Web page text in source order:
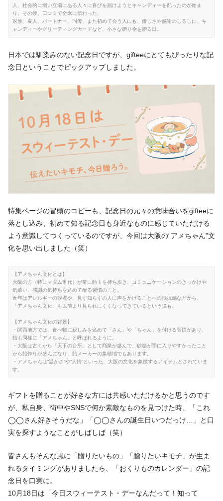
人、社会的に弱い立場にある人々に喜びを届けようとキャンディーを配ったのが始ま
り。その後、口コミで全米に伝わった。
家族、友人、パートナー、同僚、また初めて会う人にも、優しさや感謝のしるしに、キ
ャンディーやグリーティングカードなど、小さな贈り物を贈る日。
日本では馴染みのない記念日ですが、gifteeにとてもぴったりな記
念日ということでピックアップしました。
特集ページの冒頭のコピーも、記念日の元々の意味合いをgifteeに
落とし込み、初めて知る記念日も身近なものに感じていただける
よう意識してつくっているのですが、今回は大阪の“アメちゃん”文
化を思い出しました（笑）
【アメちゃん文化とは】
大阪の方（特にマダム世代）が常に飴玉を持ち歩き、コミュニケーションのきっかけや
気遣い、感謝の気持ちを込めて配る習慣のこと。
近年はアレルギーの観点や、見ず知らずの人に声をかけることへの抵抗感などから、
「アメちゃん文化」も以前より見られにくくなってきているという説も。
【アメちゃん文化の背景】
・関西地方では、食べ物に親しみを込めて「さん」や「ちゃん」を付ける習慣があり、
飴も同様に「アメちゃん」と呼ばれるように。
・大阪は古くから「天下の台所」として商業が盛んで、砂糖が手に入りやすかったこと
から飴作りが盛んになり、飴メーカーの集積地でもあります。
・アメちゃんは“温かさ”や“人情”といった、大阪の文化を象徴するアイテムとされていま
す。
ギフトを贈ることが好きな方には共感いただけるかと思うのです
が、私自身、街中やSNSで何か素敵なものを見つけた時、「これ
◯◯さん好きそうだな」「◯◯さんの誕生日いつだっけ…」と口
実を探すようなことがしばしば（笑）
皆さんもそんな風に「贈りたいもの」「贈りたいキモチ」が生ま
れるタイミングがありましたら、「おくりものカレンダー」の記
念日を口実に。
10月18日は「今日スウィーテスト・デーなんだって！知って